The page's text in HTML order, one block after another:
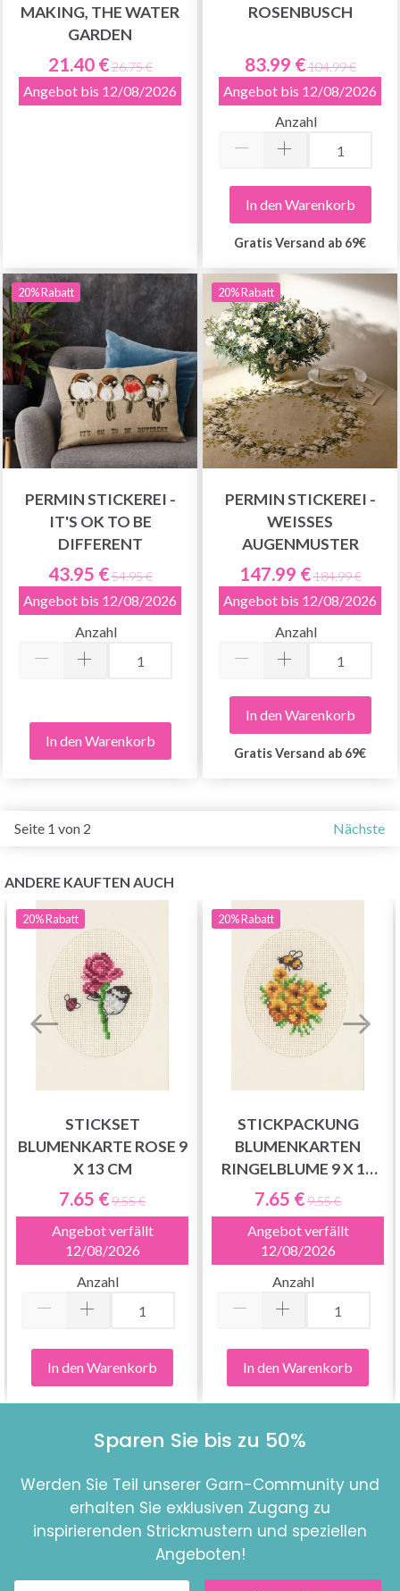
MAKING, THE WATER
GARDEN
21.40 €26.75 €
Angebot bis 12/08/2026
ROSENBUSCH
83.99 €104.99 €
Angebot bis 12/08/2026
Anzahl
In den Warenkorb
Gratis Versand ab 69€
20% Rabatt
PERMIN STICKEREI -
IT'S OK TO BE
DIFFERENT
43.95 €54.95 €
Angebot bis 12/08/2026
Anzahl
In den Warenkorb
20% Rabatt
PERMIN STICKEREI -
WEISSES A
UGENMUSTER
147.99 €184.99 €
Angebot bis 12/08/2026
Anzahl
In den Warenkorb
Gratis Versand ab 69€
Seite 1 von 2 Nächste
ANDERE KAUFTEN AUCH
20%Rabatt
STICKSET
BLUMENKARTE ROSE 9
X 13 CM
7.65 €9.55 €
Angebot verfällt
12/08/2026
Anzahl
In den Warenkorb
20%Rabatt
STICKPACKUNG
BLUMENKARTEN
RINGELBLUME 9 X 13
CM
7.65 €9.55 €
Angebot verfällt
12/08/2026
Anzahl
In den Warenkorb
Sparen Sie bis zu 50%
Werden Sie Teil unserer Garn-Community und
erhalten Sie exklusiven Zugang zu
inspirierenden Strickmustern und speziellen
Angeboten!